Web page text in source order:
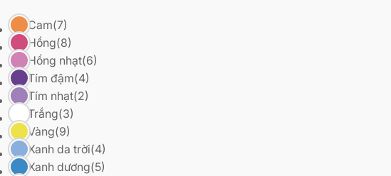
Cam(7)
Hồng(8)
Hồng nhạt(6)
Tím đậm(4)
Tím nhạt(2)
Trắng(3)
Vàng(9)
Xanh da trời(4)
Xanh dương(5)